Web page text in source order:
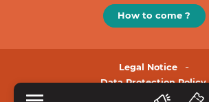
How to come ?
Legal Notice
Data Protection Policy.